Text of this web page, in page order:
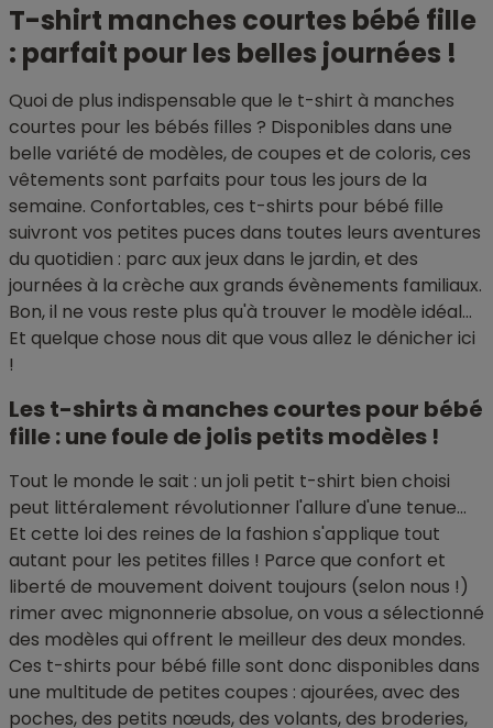
T-shirt manches courtes bébé fille
: parfait pour les belles journées !
Quoi de plus indispensable que le t-shirt à manches
courtes pour les bébés filles ? Disponibles dans une
belle variété de modèles, de coupes et de coloris, ces
vêtements sont parfaits pour tous les jours de la
semaine. Confortables, ces t-shirts pour bébé fille
suivront vos petites puces dans toutes leurs aventures
du quotidien : parc aux jeux dans le jardin, et des
journées à la crèche aux grands évènements familiaux.
Bon, il ne vous reste plus qu'à trouver le modèle idéal...
Et quelque chose nous dit que vous allez le dénicher ici
!
Les t-shirts à manches courtes pour bébé
fille : une foule de jolis petits modèles !
Tout le monde le sait : un joli petit t-shirt bien choisi
peut littéralement révolutionner l'allure d'une tenue...
Et cette loi des reines de la fashion s'applique tout
autant pour les petites filles ! Parce que confort et
liberté de mouvement doivent toujours (selon nous !)
rimer avec mignonnerie absolue, on vous a sélectionné
des modèles qui offrent le meilleur des deux mondes.
Ces t-shirts pour bébé fille sont donc disponibles dans
une multitude de petites coupes : ajourées, avec des
poches, des petits nœuds, des volants, des broderies,